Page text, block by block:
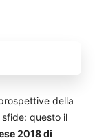
della
questo il
2018 di